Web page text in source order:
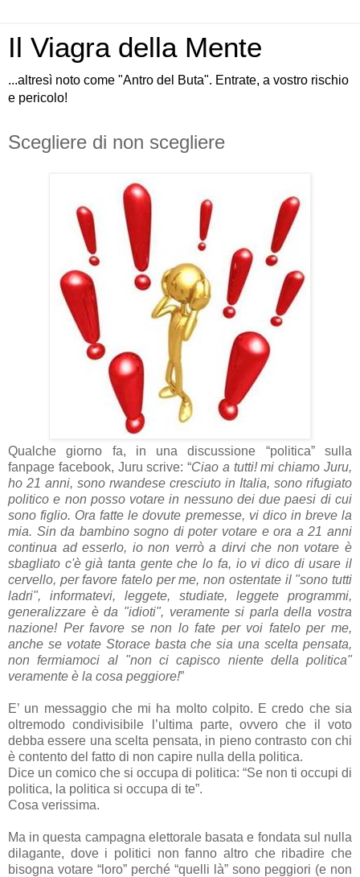
Il Viagra della Mente
...altresì noto come "Antro del Buta". Entrate, a vostro rischio
e pericolo!
Scegliere di non scegliere
Qualche giorno fa, in una discussione “politica” sulla
fanpage facebook, Juru scrive: “Ciao a tutti! mi chiamo Juru,
ho 21 anni, sono rwandese cresciuto in Italia, sono rifugiato
politico e non posso votare in nessuno dei due paesi di cui
sono figlio. Ora fatte le dovute premesse, vi dico in breve la
mia. Sin da bambino sogno di poter votare e ora a 21 anni
continua ad esserlo, io non verrò a dirvi che non votare è
sbagliato c'è già tanta gente che lo fa, io vi dico di usare il
cervello, per favore fatelo per me, non ostentate il "sono tutti
ladri", informatevi, leggete, studiate, leggete programmi,
generalizzare è da "idioti", veramente si parla della vostra
nazione! Per favore se non lo fate per voi fatelo per me,
anche se votate Storace basta che sia una scelta pensata,
non fermiamoci al "non ci capisco niente della politica"
veramente è la cosa peggiore!”
E’ un messaggio che mi ha molto colpito. E credo che sia
oltremodo condivisibile l’ultima parte, ovvero che il voto
debba essere una scelta pensata, in pieno contrasto con chi
è contento del fatto di non capire nulla della politica.
Dice un comico che si occupa di politica: “Se non ti occupi di
politica, la politica si occupa di te”.
Cosa verissima.
Ma in questa campagna elettorale basata e fondata sul nulla
dilagante, dove i politici non fanno altro che ribadire che
bisogna votare “loro” perché “quelli là” sono peggiori (e non